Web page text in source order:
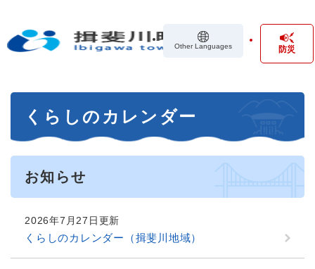
の
Other Languages 防災
くらしのカレンダー
お知らせ
2026年7月27日更新
くらしのカレンダー（揖斐川地域）